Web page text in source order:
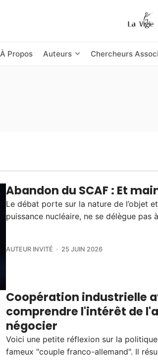
À Propos Auteurs Chercheurs
Abandon du SCAF : Et
Le débat porte sur la nature de l’objet
puissance nucléaire, ne se délègue pas
AUTEUR INVITÉ 25 JUIN 2026
Coopération industrielle
comprendre l'intérêt de
négocier
Voici une petite réflexion sur la
fameux "couple franco-allemand". Il